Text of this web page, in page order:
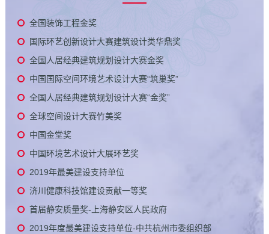
全国装饰工程金奖
国际环艺创新设计大赛建筑设计类华鼎奖
全国人居经典建筑规划设计大赛金奖
中国国际空间环境艺术设计大赛“筑巢奖”
全国人居经典建筑规划设计大赛“金奖”
全球空间设计大赛竹美奖
中国金堂奖
中国环境艺术设计大展环艺奖
2019年最美建设支持单位
济川健康科技馆建设贡献一等奖
首届静安质量奖-上海静安区人民政府
2019年度最美建设支持单位-中共杭州市委组织部